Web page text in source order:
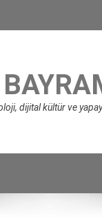
dijital kültür ve